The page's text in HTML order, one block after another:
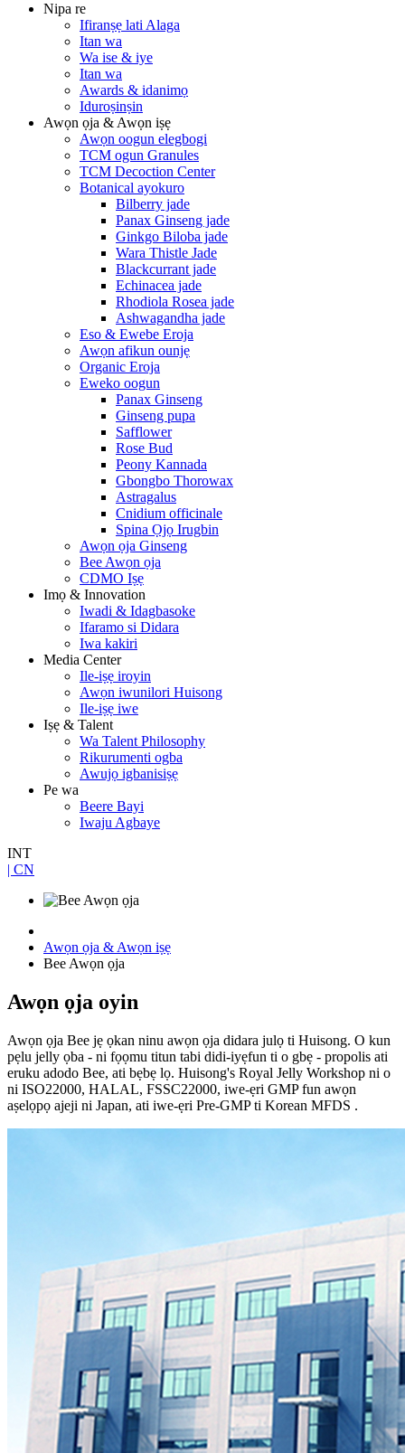
Nipa re
Ifiranṣẹ lati Alaga
Itan wa
Wa ise & iye
Itan wa
Awards & idanimọ
Iduroṣinṣin
Awọn ọja & Awọn iṣẹ
Awọn oogun elegbogi
TCM ogun Granules
TCM Decoction Center
Botanical ayokuro
Bilberry jade
Panax Ginseng jade
Ginkgo Biloba jade
Wara Thistle Jade
Blackcurrant jade
Echinacea jade
Rhodiola Rosea jade
Ashwagandha jade
Eso & Ewebe Eroja
Awọn afikun ounjẹ
Organic Eroja
Eweko oogun
Panax Ginseng
Ginseng pupa
Safflower
Rose Bud
Peony Kannada
Gbongbo Thorowax
Astragalus
Cnidium officinale
Spina Ọjọ Irugbin
Awọn ọja Ginseng
Bee Awọn ọja
CDMO Iṣẹ
Imọ & Innovation
Iwadi & Idagbasoke
Ifaramo si Didara
Iwa kakiri
Media Center
Ile-iṣẹ iroyin
Awọn iwunilori Huisong
Ile-iṣẹ iwe
Iṣẹ & Talent
Wa Talent Philosophy
Rikurumenti ogba
Awujọ igbanisiṣẹ
Pe wa
Beere Bayi
Iwaju Agbaye
INT
| CN
Awọn ọja & Awọn iṣẹ
Bee Awọn ọja
Awọn ọja oyin
Awọn ọja Bee jẹ ọkan ninu awọn ọja didara julọ ti Huisong. O kun
pẹlu jelly ọba - ni fọọmu titun tabi didi-iyẹfun ti o gbẹ - propolis ati
eruku adodo Bee, ati bẹbẹ lọ. Huisong's Royal Jelly Workshop ni o
ni ISO22000, HALAL, FSSC22000, iwe-ẹri GMP fun awọn
aṣelọpọ ajeji ni Japan, ati iwe-ẹri Pre-GMP ti Korean MFDS .